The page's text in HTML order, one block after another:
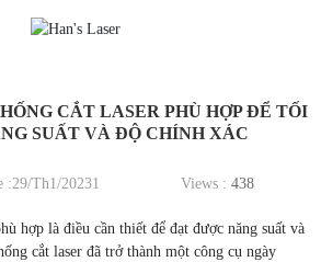
CẮT LASER PHÙ HỢP ĐỂ TỐI
SUẤT VÀ ĐỘ CHÍNH XÁC
:29/Th1/20231 Views : 438
hợp là điều cần thiết để đạt được năng suất và
cắt laser đã trở thành một công cụ ngày